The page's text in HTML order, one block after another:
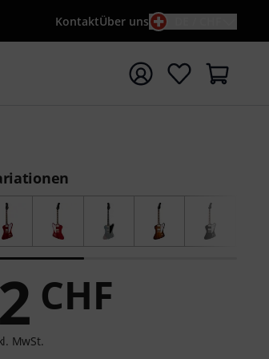
KontaktÜber uns
starten
CHF
MwSt.